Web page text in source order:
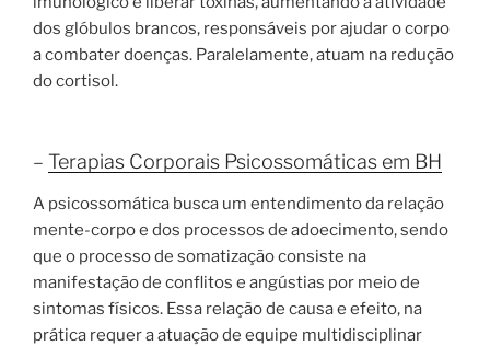
dos glóbulos brancos, responsáveis por ajudar o corpo
a combater doenças. Paralelamente, atuam na redução
do cortisol.
– Terapias Corporais Psicossomáticas em BH
A psicossomática busca um entendimento da relação
mente-corpo e dos processos de adoecimento, sendo
que o processo de somatização consiste na
manifestação de conflitos e angústias por meio de
sintomas físicos. Essa relação de causa e efeito, na
prática requer a atuação de equipe multidisciplinar